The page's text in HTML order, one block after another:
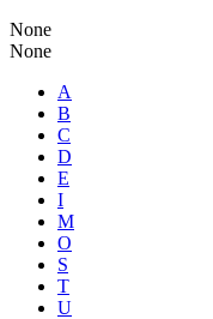
None
None
A
B
C
D
E
I
M
O
S
T
U